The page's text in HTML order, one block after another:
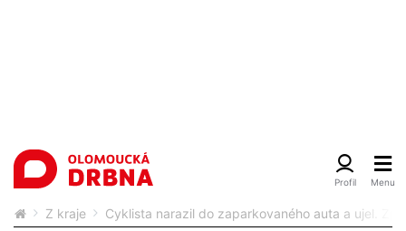
Z kraje Cyklista narazil do zaparkovaného auta a ujel.